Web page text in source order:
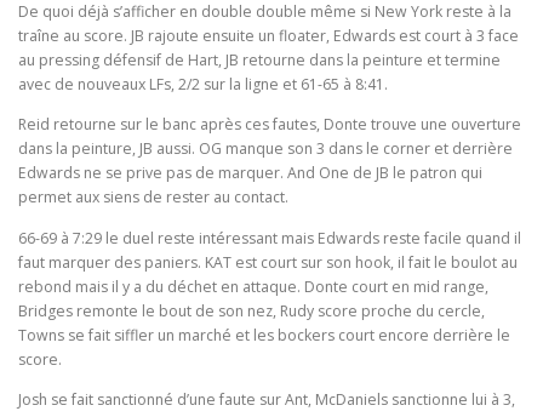
De quoi déjà s’afficher en double double même si New York reste à la
traîne au score. JB rajoute ensuite un floater, Edwards est court à 3 face
au pressing défensif de Hart, JB retourne dans la peinture et termine
avec de nouveaux LFs, 2/2 sur la ligne et 61-65 à 8:41.
Reid retourne sur le banc après ces fautes, Donte trouve une ouverture
dans la peinture, JB aussi. OG manque son 3 dans le corner et derrière
Edwards ne se prive pas de marquer. And One de JB le patron qui
permet aux siens de rester au contact.
66-69 à 7:29 le duel reste intéressant mais Edwards reste facile quand il
faut marquer des paniers. KAT est court sur son hook, il fait le boulot au
rebond mais il y a du déchet en attaque. Donte court en mid range,
Bridges remonte le bout de son nez, Rudy score proche du cercle,
Towns se fait siffler un marché et les bockers court encore derrière le
score.
Josh se fait sanctionné d’une faute sur Ant, McDaniels sanctionne lui à 3,